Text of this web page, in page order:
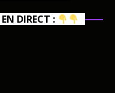
DIRECT :